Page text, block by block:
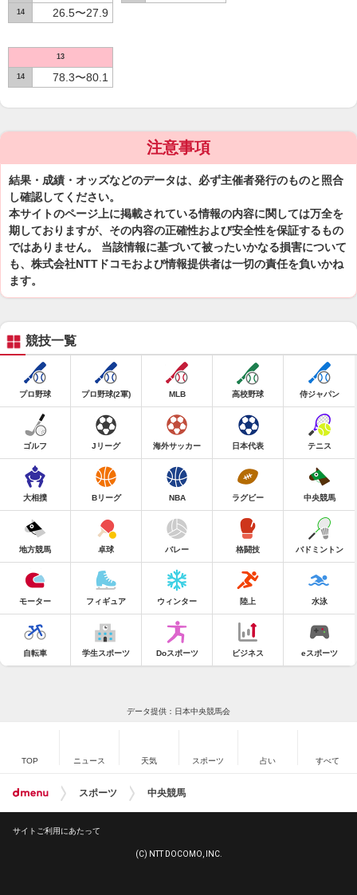
14 26.5〜27.9
13
14 78.3〜80.1
注意事項
結果・成績・オッズなどのデータは、必ず主催者発行のものと照合
し確認してください。
本サイトのページ上に掲載されている情報の内容に関しては万全を
期しておりますが、その内容の正確性および安全性を保証するもの
ではありません。 当該情報に基づいて被ったいかなる損害について
も、株式会社NTTドコモおよび情報提供者は一切の責任を負いかね
ます。
競技一覧
プロ野球 プロ野球(2軍) MLB 高校野球 侍ジャパン
ゴルフ Jリーグ 海外サッカー 日本代表 テニス
大相撲 Bリーグ NBA ラグビー 中央競馬
地方競馬 卓球 バレー 格闘技 バドミントン
モーター フィギュア ウィンター 陸上 水泳
自転車 学生スポーツ Doスポーツ ビジネス eスポーツ
データ提供：日本中央競馬会
TOP ニュース 天気 スポーツ 占い すべて
スポーツ 中央競馬
サイトご利用にあたって
(C) NTT DOCOMO, INC.